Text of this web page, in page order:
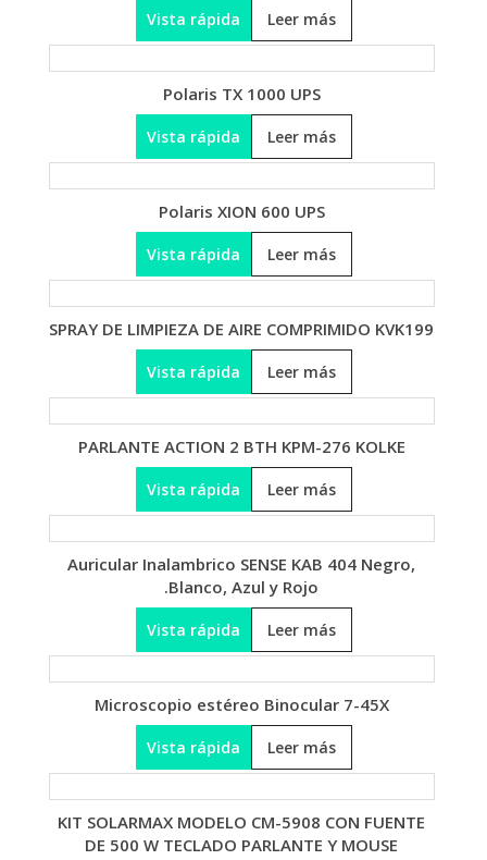
Leer más
Vista rápida
Polaris TX 1000 UPS
Leer más
Vista rápida
Polaris XION 600 UPS
Leer más
Vista rápida
SPRAY DE LIMPIEZA DE AIRE COMPRIMIDO KVK199
Leer más
Vista rápida
PARLANTE ACTION 2 BTH KPM-276 KOLKE
Leer más
Vista rápida
Auricular Inalambrico SENSE KAB 404 Negro,
Blanco, Azul y Rojo.
Leer más
Vista rápida
Microscopio estéreo Binocular 7-45X
Leer más
Vista rápida
KIT SOLARMAX MODELO CM-5908 CON FUENTE
DE 500 W TECLADO PARLANTE Y MOUSE